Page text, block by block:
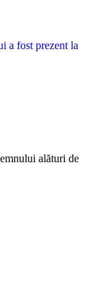
a fost prezent la
alături de